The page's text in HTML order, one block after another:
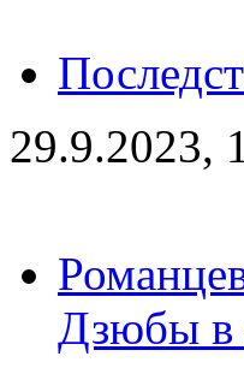
29.9.2023,
Дзюбы в